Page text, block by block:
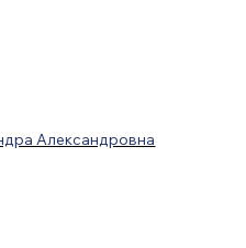
Александровна